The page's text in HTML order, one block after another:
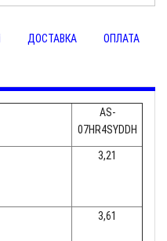
ДОСТАВКА ОПЛАТА
AS-
07HR4SYDDH
3,21
3,61